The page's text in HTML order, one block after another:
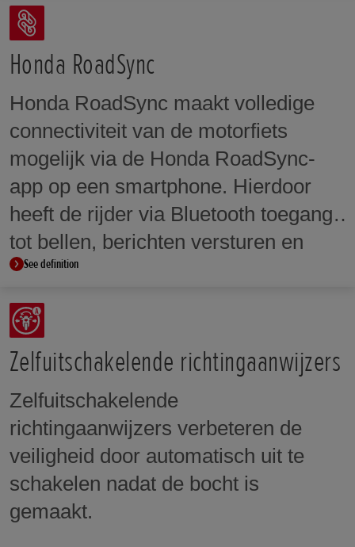
Honda RoadSync
Honda RoadSync maakt volledige
connectiviteit van de motorfiets
mogelijk via de Honda RoadSync-
app op een smartphone. Hierdoor
heeft de rijder via Bluetooth toegang
tot bellen, berichten versturen en
muziek.
See definition
Zelfuitschakelende richtingaanwijzers
Zelfuitschakelende
richtingaanwijzers verbeteren de
veiligheid door automatisch uit te
schakelen nadat de bocht is
gemaakt.